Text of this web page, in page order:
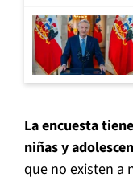
La encuesta
niñas y
que no existen a